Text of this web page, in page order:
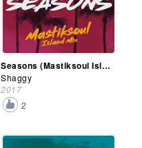
Seasons (Mastiksoul Island Mix)
Shaggy
2017
2